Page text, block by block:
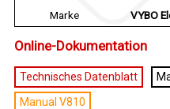
Marke
VYBO
Online-Dokumentation
Technisches Datenblatt
Manual V810